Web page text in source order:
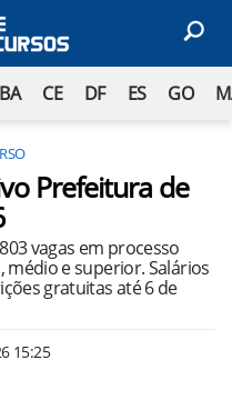
BA CE DF ES GO
Prefeitura de
vagas em processo
e superior. Salários
gratuitas até 6 de
15:25